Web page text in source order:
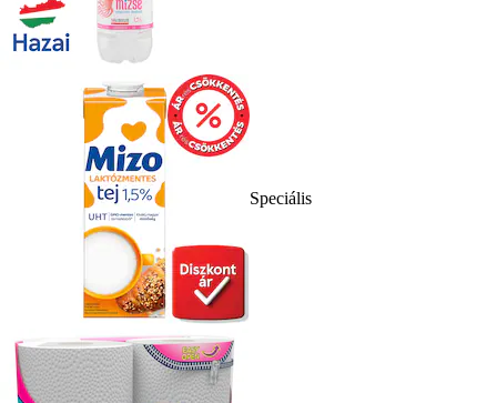
Speciális